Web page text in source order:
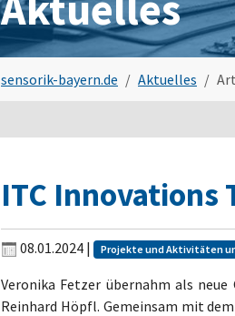
sensorik-bayern.de Aktuelles
ITC Innovations
08.01.2024 | Projekte und Aktivitäten
Veronika Fetzer übernahm als
Reinhard Höpfl. Gemeinsam mit